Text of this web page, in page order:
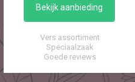
Bekijk aanbieding
Vers assortiment
Speciaalzaak
Goede reviews